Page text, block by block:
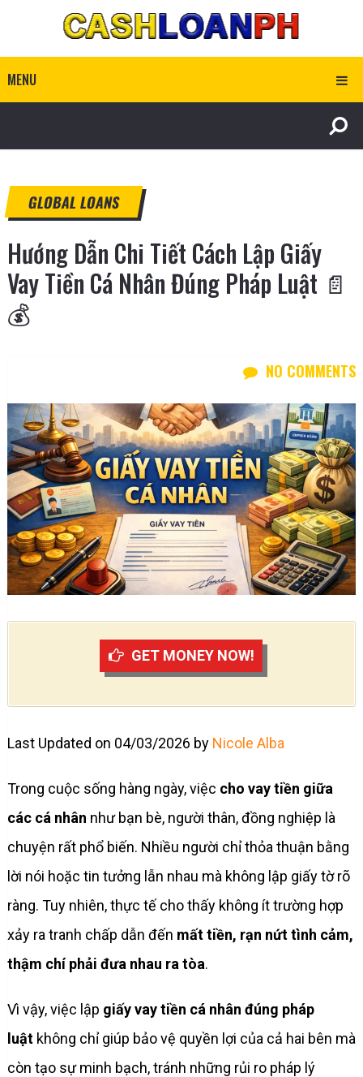
MENU
GLOBAL LOANS
Hướng Dẫn Chi Tiết Cách Lập Giấy
Vay Tiền Cá Nhân Đúng Pháp Luật 📄
💰
NO COMMENTS
GET MONEY NOW!
Last Updated on 04/03/2026 by Nicole Alba
Trong cuộc sống hàng ngày, việc cho vay tiền giữa
các cá nhân như bạn bè, người thân, đồng nghiệp là
chuyện rất phổ biến. Nhiều người chỉ thỏa thuận bằng
lời nói hoặc tin tưởng lẫn nhau mà không lập giấy tờ rõ
ràng. Tuy nhiên, thực tế cho thấy không ít trường hợp
xảy ra tranh chấp dẫn đến mất tiền, rạn nứt tình cảm,
thậm chí phải đưa nhau ra tòa.
Vì vậy, việc lập giấy vay tiền cá nhân đúng pháp
luậtkhông chỉ giúp bảo vệ quyền lợi của cả hai bên mà
còn tạo sự minh bạch, tránh những rủi ro pháp lý